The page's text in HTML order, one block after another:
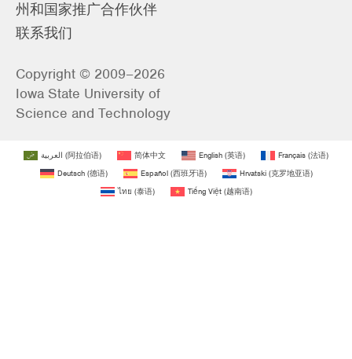
州和国家推广合作伙伴
联系我们
Copyright © 2009–2026
Iowa State University of
Science and Technology
العربية (阿拉伯语) 简体中文 English (英语) Français (法语)
Deutsch(德语) Español(西班牙语) Hrvatski(克罗地亚语)
ไทย (泰语) Tiếng Việt(越南语)